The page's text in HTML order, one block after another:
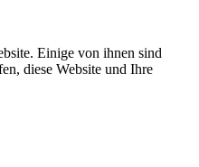
Einige von ihnen sind
diese Website und Ihre